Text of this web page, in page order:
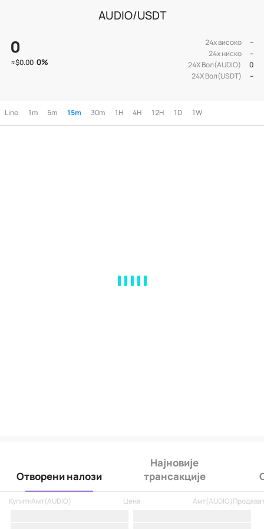
AUDIO/USDT
0
≈$0.00 0%
24х високо
--
24х ниско
--
24Х Вол(AUDIO)
0
24Х Вол(USDT)
--
Line 1m 5m 15m 30m 1H 4H 12H 1D 1W
Отворени налози
Најновије
трансакције
КупитиАмт (AUDIO) Цена Амт (AUDIO)